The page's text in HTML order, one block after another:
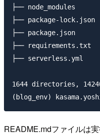
├── node_modules
├── package-lock.json
├── package.json
├── requirements.txt
├── serverless.yml
1644 directories,
README.mdファイルは